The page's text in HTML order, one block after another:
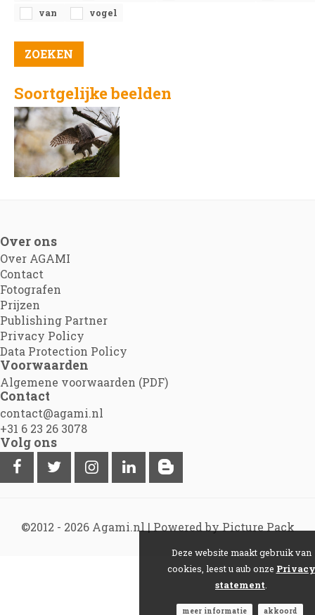
van
vogel
Soortgelijke beelden
Over ons
Over AGAMI
Contact
Fotografen
Prijzen
Publishing Partner
Privacy Policy
Data Protection Policy
Voorwaarden
Algemene voorwaarden (PDF)
Contact
contact@agami.nl
+31 6 23 26 3078
Volg ons
©2012 - 2026 Agami.nl|Powered by Picture Pack
Deze website maakt gebruik van
cookies, leest u aub onze Privacy
statement
meer informatie akkoord